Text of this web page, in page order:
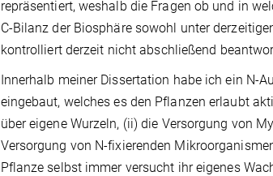
repräsentiert, weshalb die Fragen ob und in
C-Bilanz der Biosphäre sowohl unter
kontrolliert derzeit nicht abschließend
Innerhalb meiner Dissertation habe ich ein N-
eingebaut, welches es den Pflanzen erlaubt
über eigene Wurzeln, (ii) die Versorgung von
Versorgung von N-fixierenden
Pflanze selbst immer versucht ihr eigenes